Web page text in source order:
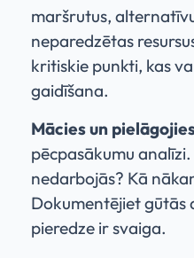
maršrutus,
neparedzētas
kritiskie punkti, kas
gaidīšana.
Mācies un
pēcpasākumu
nedarbojās? Kā
Dokumentējiet gūtās
pieredze ir svaiga.